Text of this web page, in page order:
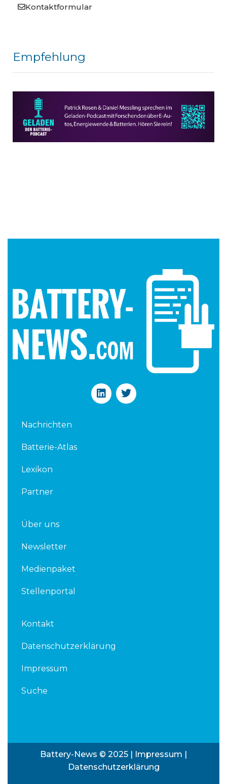
Kontaktformular
Empfehlung
L
i
T
w
Nachrichten
Batterie-Atlas
Lexikon
Partner
Über uns
Newsletter
Medienpaket
Stellenportal
Kontakt
Datenschutzerklärung
Impressum
Suche
Battery-News © 2025 | Impressum |
Datenschutzerklärung